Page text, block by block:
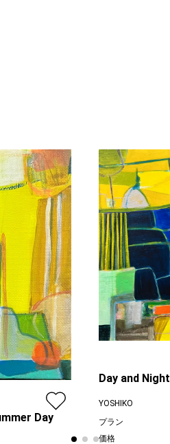
Day
Day and Night
YOSHIKO
プラン
価格